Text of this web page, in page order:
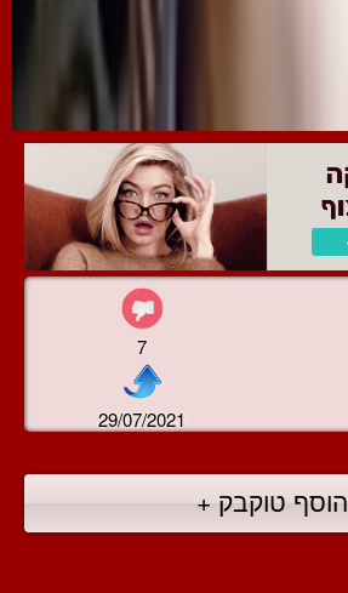
7
29/07/2021
הוסף טוקבק +